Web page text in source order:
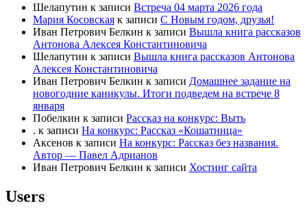
Шелапутин к записи Встреча 04 марта 2026 года
Мария Косовская к записи С Новым годом, друзья!
Иван Петрович Белкин к записи Вышла книга рассказов
Антонова Алексея Константиновича
Шелапутин к записи Вышла книга рассказов Антонова
Алексея Константиновича
Иван Петрович Белкин к записи Домашнее задание на
новогодние каникулы. Итоги подведем на встрече 8
января
Побелкин к записи Рассказ на конкурс: Выть
. к записи На конкурс: Рассказ «Кошатница»
Аксенов к записи На конкурс: Рассказ без названия.
Автор — Павел Адрианов
Иван Петрович Белкин к записи Хостинг сайта
Users